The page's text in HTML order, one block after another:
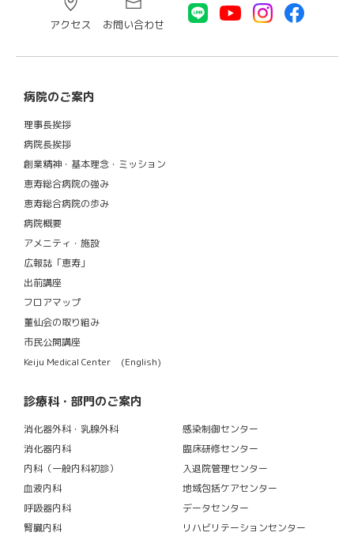
アクセス お問い合わせ
病院のご案内
理事長挨拶
病院長挨拶
創業精神・基本理念・ミッション
恵寿総合病院の強み
恵寿総合病院の歩み
病院概要
アメニティ・施設
広報誌「恵寿」
出前講座
フロアマップ
董仙会の取り組み
市民公開講座
Keiju Medical Center (English)
診療科・部門のご案内
消化器外科・乳腺外科
消化器内科
内科（一般内科初診）
血液内科
呼吸器内科
腎臓内科
感染制御センター
臨床研修センター
入退院管理センター
地域包括ケアセンター
データセンター
リハビリテーションセンター